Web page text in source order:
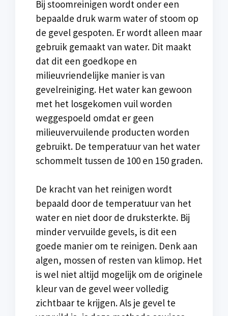
Bij stoomreinigen wordt onder een
bepaalde druk warm water of stoom op
de gevel gespoten. Er wordt alleen maar
gebruik gemaakt van water. Dit maakt
dat dit een goedkope en
milieuvriendelijke manier is van
gevelreiniging. Het water kan gewoon
met het losgekomen vuil worden
weggespoeld omdat er geen
milieuvervuilende producten worden
gebruikt. De temperatuur van het water
schommelt tussen de 100 en 150 graden.
De kracht van het reinigen wordt
bepaald door de temperatuur van het
water en niet door de druksterkte. Bij
minder vervuilde gevels, is dit een
goede manier om te reinigen. Denk aan
algen, mossen of resten van klimop. Het
is wel niet altijd mogelijk om de originele
kleur van de gevel weer volledig
zichtbaar te krijgen. Als je gevel te